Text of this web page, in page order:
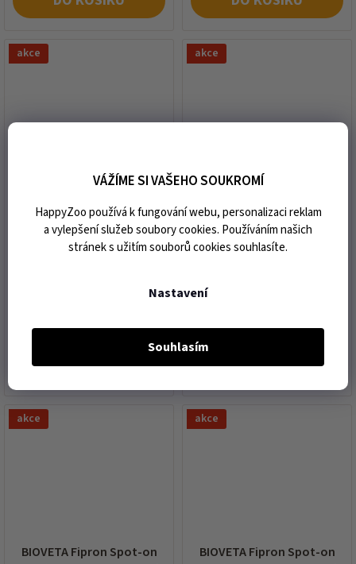
VÁŽÍME SI VAŠEHO SOUKROMÍ
HappyZoo používá k fungování webu, personalizaci reklam
a vylepšení služeb soubory cookies. Používáním našich
stránek s užitím souborů cookies souhlasíte.
Nastavení
Souhlasím
akce
BIOVETA Fipron Spot-on
Dog (M) 134mg 3x1,34ml
(pro psy 10-20kg)
expedice do 10 dnů od vaší
DO KOŠÍKU
akce
BIOVETA Fipron Spot-on
Dog (S) 67mg 3x0,67ml
(pro psy 2-10kg)
expedice do 2 dnů od vaší
DO KOŠÍKU
akce
BIOVETA Fipron Spot-on
akce
BIOVETA Fipron Spot-on